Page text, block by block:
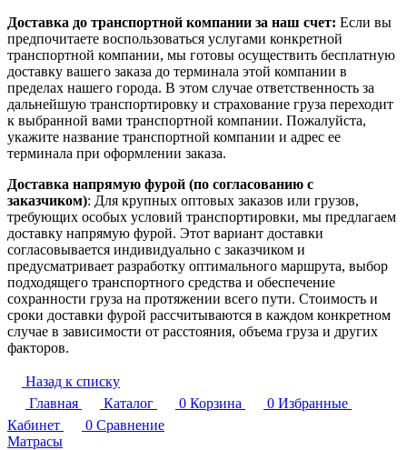
Доставка до транспортной компании за наш счет: Если вы
предпочитаете воспользоваться услугами конкретной
транспортной компании, мы готовы осуществить бесплатную
доставку вашего заказа до терминала этой компании в
пределах нашего города. В этом случае ответственность за
дальнейшую транспортировку и страхование груза переходит
к выбранной вами транспортной компании. Пожалуйста,
укажите название транспортной компании и адрес ее
терминала при оформлении заказа.
Доставка напрямую фурой (по согласованию с
заказчиком): Для крупных оптовых заказов или грузов,
требующих особых условий транспортировки, мы предлагаем
доставку напрямую фурой. Этот вариант доставки
согласовывается индивидуально с заказчиком и
предусматривает разработку оптимального маршрута, выбор
подходящего транспортного средства и обеспечение
сохранности груза на протяжении всего пути. Стоимость и
сроки доставки фурой рассчитываются в каждом конкретном
случае в зависимости от расстояния, объема груза и других
факторов.
Назад к списку
Главная
Каталог 0 Корзина 0 Избранные
Кабинет
0 Сравнение
Матрасы